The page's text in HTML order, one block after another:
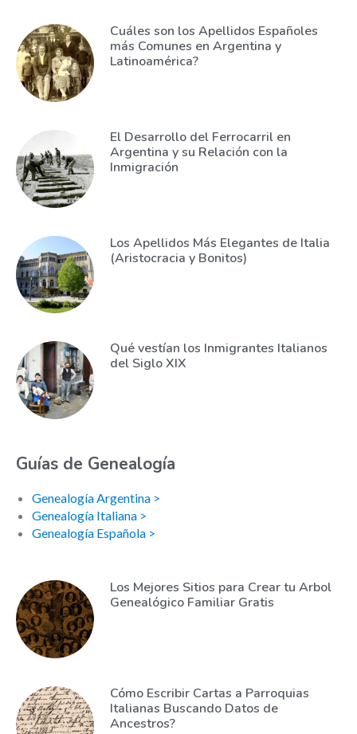
Cuáles son los Apellidos Españoles
más Comunes en Argentina y
Latinoamérica?
El Desarrollo del Ferrocarril en
Argentina y su Relación con la
Inmigración
Los Apellidos Más Elegantes de Italia
(Aristocracia y Bonitos)
Qué vestían los Inmigrantes Italianos
del Siglo XIX
Guías de Genealogía
Genealogía Argentina >
Genealogía Italiana >
Genealogía Española >
Los Mejores Sitios para Crear tu Arbol
Genealógico Familiar Gratis
Cómo Escribir Cartas a Parroquias
Italianas Buscando Datos de
Ancestros?